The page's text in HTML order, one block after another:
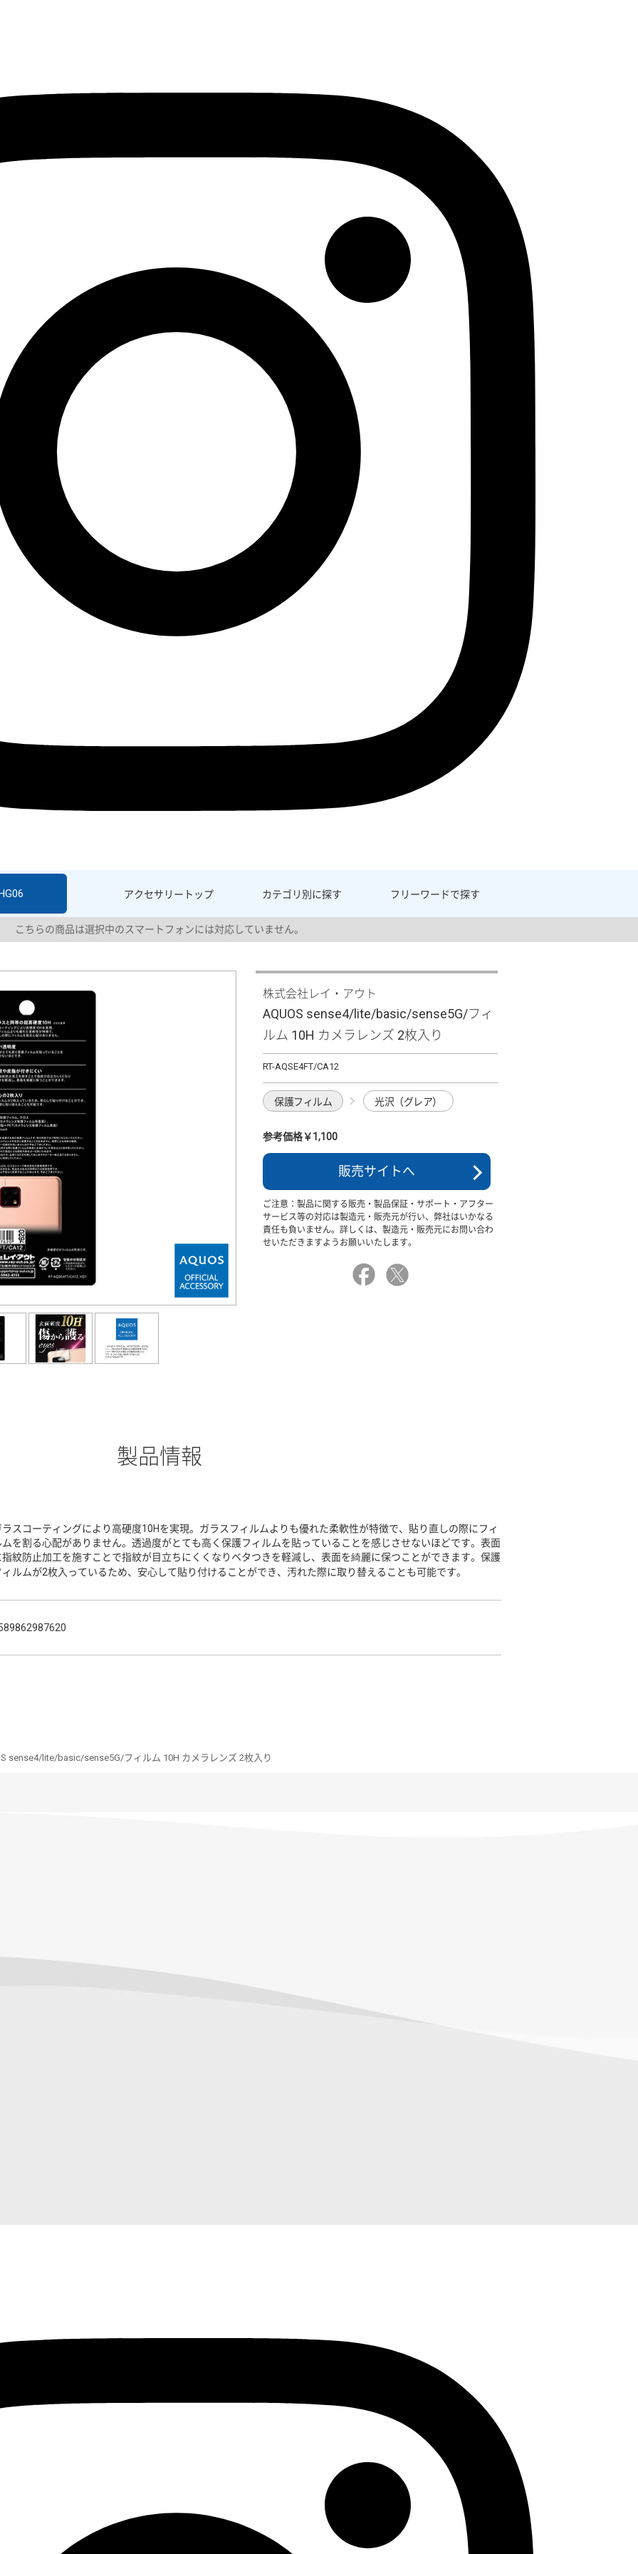
アクセサリー トップ カテゴリ別に探す フリーワードで探す
こちらの商品は選択中のスマートフォンには対応していません。
株式会社レイ・アウト
AQUOS sense4/lite/basic/sense5G/フィ
ルム 10H カメラレンズ 2枚入り
RT-AQSE4FT/CA12
保護フィルム 光沢（グレア）
参考価格￥1,100
販売サイトへ
ご注意：製品に関する販売・製品保証・サポート・アフター
サービス等の対応は製造元・販売元が行い、弊社はいかなる
責任も負いません。詳しくは、製造元・販売元にお問い合わ
せいただきますようお願いいたします。
製品情報
ラスコーティングにより高硬度10Hを実現。ガラスフィルムよりも優れた柔軟性が特徴で、貼り直しの際にフィ
ムを割る心配がありません。透過度がとても高く保護フィルムを貼っていることを感じさせないほどです。表面
指紋防止加工を施すことで指紋が目立ちにくくなりベタつきを軽減し、表面を綺麗に保つことができます。保護
ィルムが2枚入っているため、安心して貼り付けることができ、汚れた際に取り替えることも可能です。
sense4/lite/basic/sense5G/フィルム 10H カメラレンズ 2枚入り